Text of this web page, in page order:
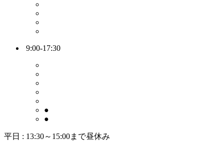
9:00-17:30
●
●
平日 : 13:30～15:00まで昼休み